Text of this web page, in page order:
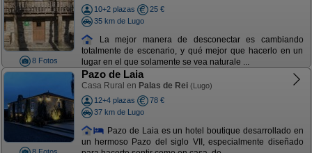
8 Fotos
10+2 plazas
25 €
35 km de Lugo
La mejor manera de desconectar es cambiando
totalmente de escenario, y qué mejor que hacerlo en un
lugar en el que solamente se vea naturale ...
Pazo de Laia
Casa Rural en Palas de Rei (Lugo)
12+4 plazas
78 €
37 km de Lugo
Pazo de Laia es un hotel boutique desarrollado en
un hermoso Pazo del siglo VII, especialmente diseñado